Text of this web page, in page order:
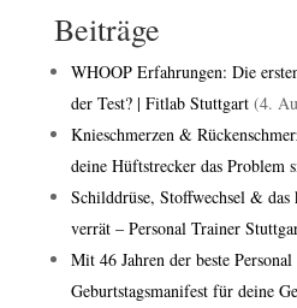
Beiträge
WHOOP Erfahrungen: Die
der Test? | Fitlab Stuttgart (4.
Knieschmerzen &
deine Hüftstrecker das Problem
Schilddrüse, Stoffwechsel & das
verrät – Personal Trainer
Mit 46 Jahren der beste
Geburtstagsmanifest für deine